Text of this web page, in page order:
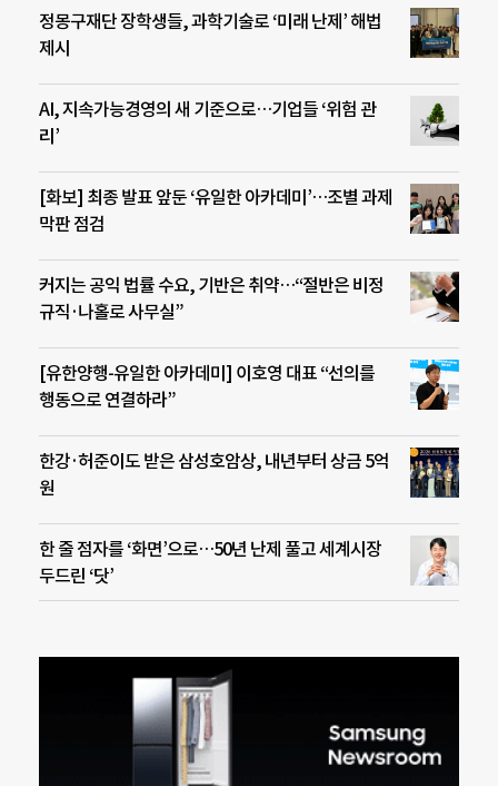
정몽구재단 장학생들, 과학기술로 ‘미래 난제’ 해법
제시
AI, 지속가능경영의 새 기준으로…기업들 ‘위험 관
리’
[화보] 최종 발표 앞둔 ‘유일한 아카데미’…조별 과제
막판 점검
커지는 공익 법률 수요, 기반은 취약…“절반은 비정
규직·나홀로 사무실”
[유한양행-유일한 아카데미] 이호영 대표 “선의를
행동으로 연결하라”
한강·허준이도 받은 삼성호암상, 내년부터 상금 5억
원
한 줄 점자를 ‘화면’으로…50년 난제 풀고 세계시장
두드린 ‘닷’